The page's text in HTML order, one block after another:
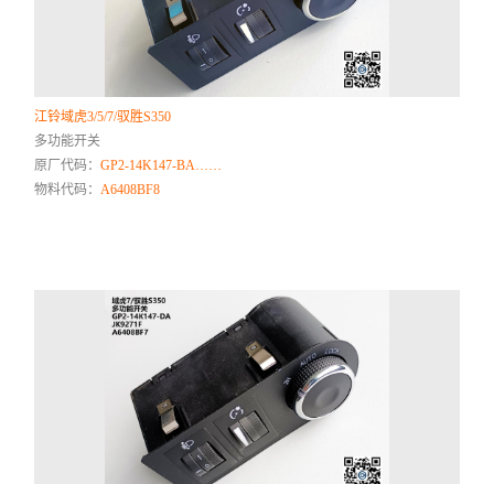
江铃域虎3/5/7/驭胜S350
多功能开关
原厂代码：GP2-14K147-BA……
物料代码：A6408BF8